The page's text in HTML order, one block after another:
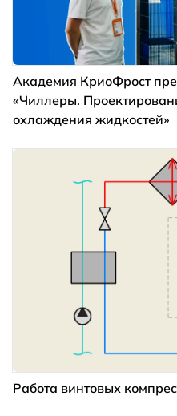
Академия КриоФрост
«Чиллеры.
охлаждения жидкостей»
Работа винтовых